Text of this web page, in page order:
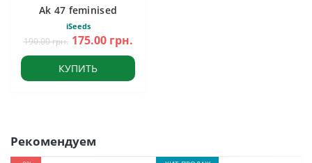
Ak 47 feminised
iSeeds
190.00 грн. 175.00 грн.
КУПИТЬ
Рекомендуем